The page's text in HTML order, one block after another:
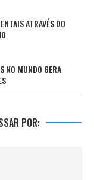
ATRAVÉS DO
NO MUNDO GERA
POR: